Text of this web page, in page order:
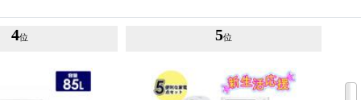
4位 5位